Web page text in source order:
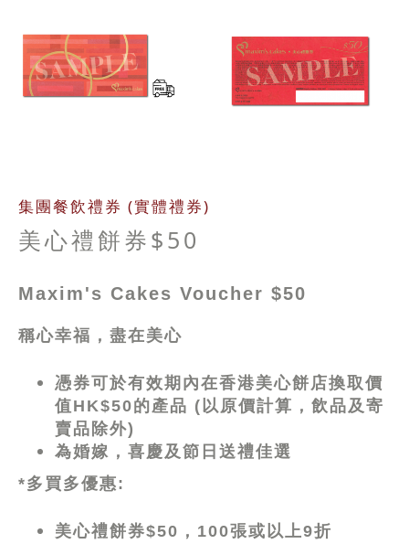
集團餐飲禮券 (實體禮券)
美心禮餅券$50
Maxim's Cakes Voucher $50
稱心幸福，盡在美心
憑券可於有效期內在香港美心餅店換取價
值HK$50的產品 (以原價計算，飲品及寄
賣品除外)
為婚嫁，喜慶及節日送禮佳選
*多買多優惠:
美心禮餅券$50 ， 100張或以上9折